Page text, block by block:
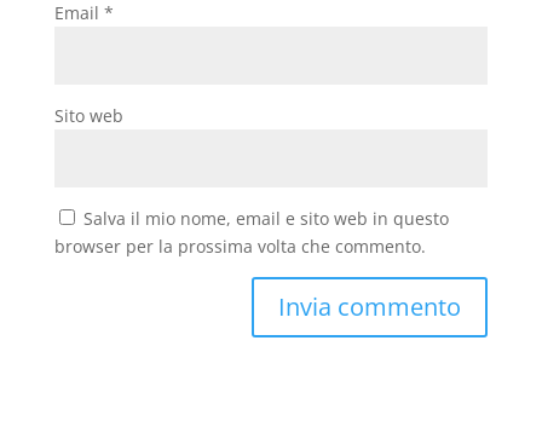
Email *
Sito web
Salva il mio nome, email e sito web in questo
browser per la prossima volta che commento.